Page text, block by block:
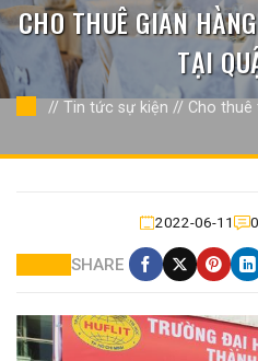
CHO THUÊ GIAN
TẠI
// Tin tức sự kiện // Cho thuê
2022-06-11 0
SHARE